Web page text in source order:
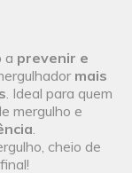
a prevenir e
mais
. Ideal para quem
mergulho e
.
cheio de